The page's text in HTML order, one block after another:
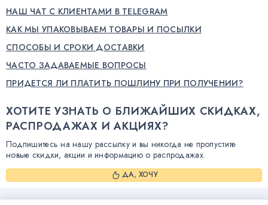
НАШ ЧАТ С КЛИЕНТАМИ В TELEGRAM
КАК МЫ УПАКОВЫВАЕМ ТОВАРЫ И ПОСЫЛКИ
СПОСОБЫ И СРОКИ ДОСТАВКИ
ЧАСТО ЗАДАВАЕМЫЕ ВОПРОСЫ
ПРИДЕТСЯ ЛИ ПЛАТИТЬ ПОШЛИНУ ПРИ ПОЛУЧЕНИИ?
ХОТИТЕ УЗНАТЬ О БЛИЖАЙШИХ СКИДКАХ,
РАСПРОДАЖАХ И АКЦИЯХ?
Подпишитесь на нашу рассылку и вы никогда не пропустите
новые скидки, акции и информацию о распродажах.
ДА, ХОЧУ